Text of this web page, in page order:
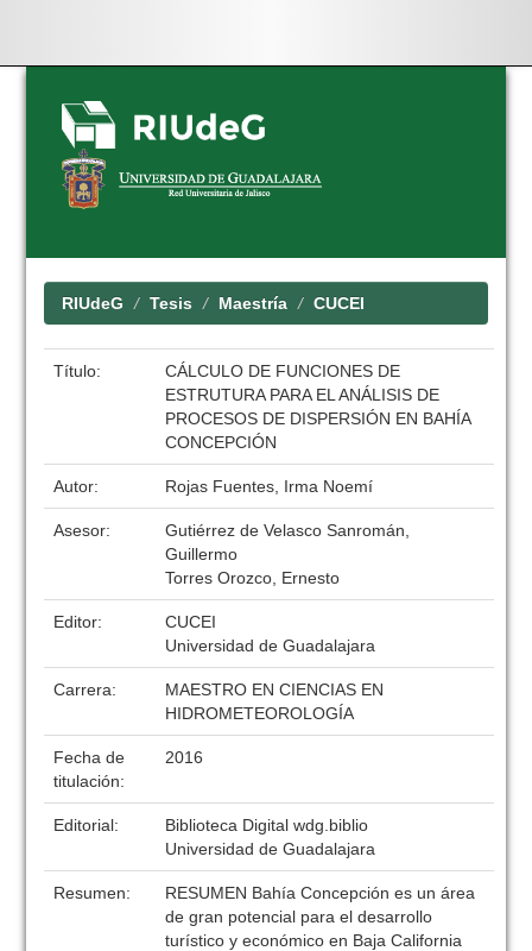
Skip
navigation
RIUdeG Tesis Maestría CUCEI
Título:
CÁLCULO DE FUNCIONES DE
ESTRUTURA PARA EL ANÁLISIS DE
PROCESOS DE DISPERSIÓN EN BAHÍA
CONCEPCIÓN
Autor: Rojas Fuentes, Irma Noemí
Asesor:
Gutiérrez de Velasco Sanromán,
Guillermo
Torres Orozco, Ernesto
Editor:
CUCEI
Universidad de Guadalajara
Carrera:
MAESTRO EN CIENCIAS EN
HIDROMETEOROLOGÍA
Fecha de
titulación:
2016
Editorial:
Biblioteca Digital wdg.biblio
Universidad de Guadalajara
Resumen:
RESUMEN Bahía Concepción es un área
de gran potencial para el desarrollo
turístico y económico en Baja California